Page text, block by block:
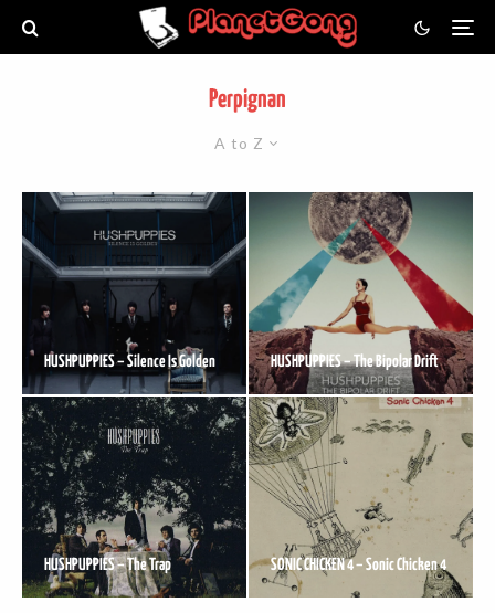
Perpignan
A to Z
HUSHPUPPIES – Silence Is Golden HUSHPUPPIES – The Bipolar Drift
HUSHPUPPIES – The Trap SONIC CHICKEN 4 – Sonic Chicken 4